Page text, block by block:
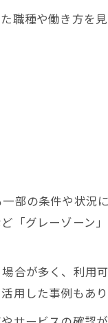
職種や働き方を
部の条件や状況
「グレーゾーン
合が多く、利用
用した事例もあり